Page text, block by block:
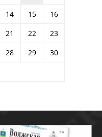
14 15
16
21 22
23
28 29
30